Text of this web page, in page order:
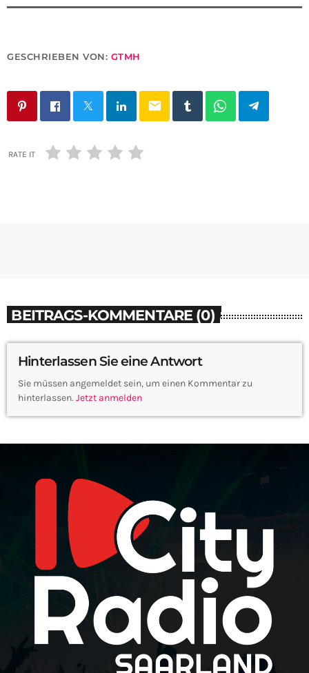
GESCHRIEBEN VON: GTMH
email
RATE IT
BEITRAGS-KOMMENTARE (0)
Hinterlassen Sie eine Antwort
Sie müssen angemeldet sein, um einen Kommentar zu
hinterlassen. Jetzt anmelden